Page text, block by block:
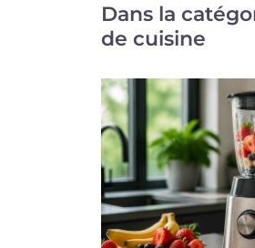
Dans la
de cuisine